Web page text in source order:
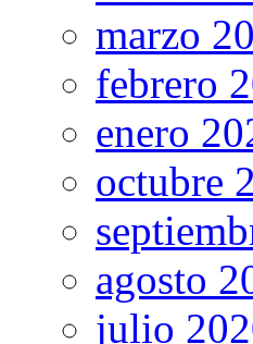
marzo
febrero
enero
octubre
agosto
julio